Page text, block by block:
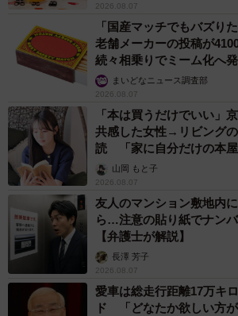
2026.08.07
「国産マッチでもバズり
老舗メーカーの投稿が
続々相乗りでミーム化へ
まいどなニュース調査部
2026.08.07
「本は買うだけでいい」
共感した女性→リビング
読 「家に自分だけの本屋
山岡 もと子
2026.08.07
友人のマンション敷地内
ら…注意の貼り紙でナン
【弁護士が解説】
長澤 芳子
2026.08.07
愛車は総走行距離17万キ
ド 「どなたか欲しい方